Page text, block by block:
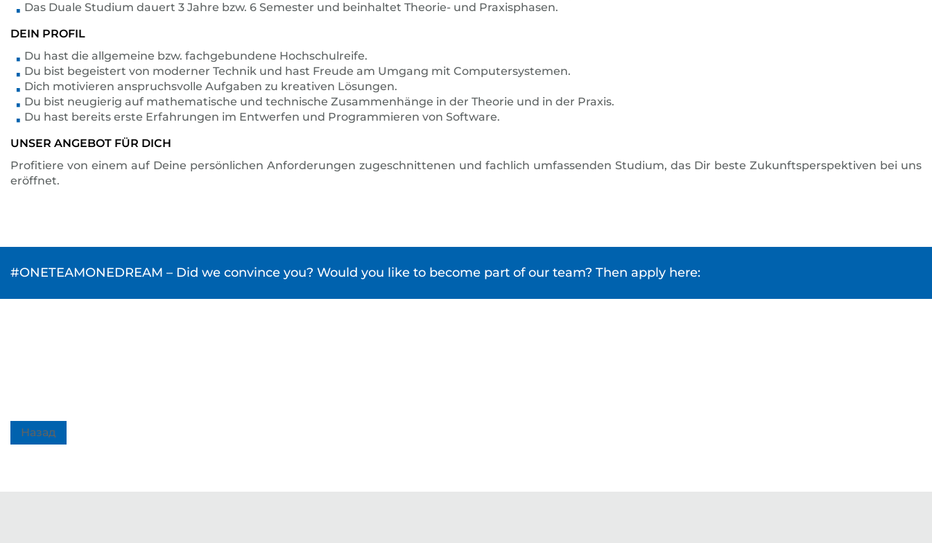
Das Duale Studium dauert 3 Jahre bzw. 6 Semester und beinhaltet Theorie- und Praxisphasen.
DEIN PROFIL
Du hast die allgemeine bzw. fachgebundene Hochschulreife.
Du bist begeistert von moderner Technik und hast Freude am Umgang mit Computersystemen.
Dich motivieren anspruchsvolle Aufgaben zu kreativen Lösungen.
Du bist neugierig auf mathematische und technische Zusammenhänge in der Theorie und in der Praxis.
Du hast bereits erste Erfahrungen im Entwerfen und Programmieren von Software.
UNSER ANGEBOT FÜR DICH
Profitiere von einem auf Deine persönlichen Anforderungen zugeschnittenen und fachlich umfassenden Studium, das Dir beste Zukunftsperspektiven bei uns
eröffnet.
#ONETEAMONEDREAM – Did we convince you? Would you like to become part of our team? Then apply here:
Назад